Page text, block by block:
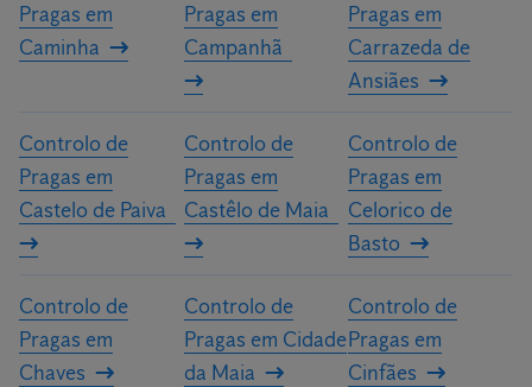
Pragas em
Caminha
Pragas em
Campanhã
Pragas em
Carrazeda de
Ansiães
Controlo de
Pragas em
Castelo de Paiva
Controlo de
Pragas em
Castêlo de Maia
Controlo de
Pragas em
Celorico de
Basto
Controlo de
Pragas em
Chaves
Controlo de
Pragas em Cidade
da Maia
Controlo de
Pragas em
Cinfães